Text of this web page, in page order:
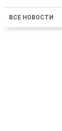
ВСЕ НОВОСТИ